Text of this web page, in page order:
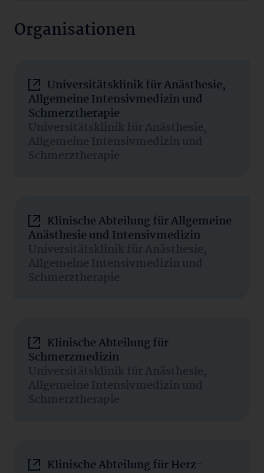
Organisationen
Universitätsklinik für Anästhesie,
Allgemeine Intensivmedizin und
Schmerztherapie
Universitätsklinik für Anästhesie,
Allgemeine Intensivmedizin und
Schmerztherapie
Klinische Abteilung für Allgemeine
Anästhesie und Intensivmedizin
Universitätsklinik für Anästhesie,
Allgemeine Intensivmedizin und
Schmerztherapie
Klinische Abteilung für
Schmerzmedizin
Universitätsklinik für Anästhesie,
Allgemeine Intensivmedizin und
Schmerztherapie
Klinische Abteilung für Herz-